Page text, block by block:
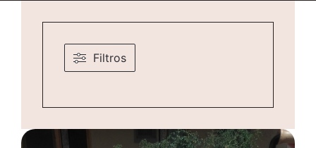
Filtros